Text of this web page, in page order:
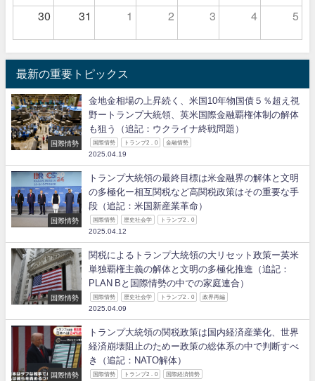
30 31 1 2 3 4 5
最新の重要トピックス
国際情勢
金地金相場の上昇続く、米国10年物国債５％超え視
野ートランプ大統領、英米国際金融覇権体制の解体
も狙う（追記：ウクライナ終戦問題）
国際情勢 トランプ2．0 金融情勢
2025.04.19
国際情勢
トランプ大統領の最終目標は米金融界の解体と文明
の多極化ー相互関税など高関税政策はその重要な手
段（追記：米国新産業革命）
国際情勢 歴史社会学 トランプ2．0
2025.04.12
国際情勢
関税によるトランプ大統領の大リセット政策ー英米
単独覇権主義の解体と文明の多極化推進（追記：
PLAN Bと国際情勢の中での家庭連合）
国際情勢 歴史社会学 トランプ2．0 政界再編
2025.04.09
国際情勢
トランプ大統領の関税政策は国内経済産業化、世界
経済崩壊阻止のためー政策の総体系の中で判断すべ
き（追記：NATO解体）
国際情勢 トランプ2．0 国際経済情勢